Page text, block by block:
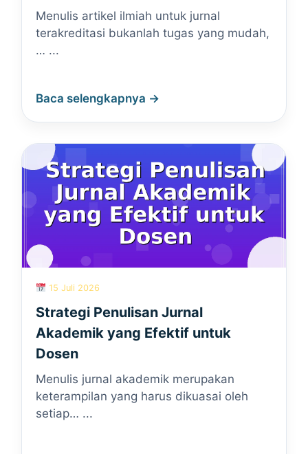
Menulis artikel ilmiah untuk jurnal
terakreditasi bukanlah tugas yang mudah,
… ...
Baca selengkapnya →
15 Juli 2026
Strategi Penulisan Jurnal
Akademik yang Efektif untuk
Dosen
Menulis jurnal akademik merupakan
keterampilan yang harus dikuasai oleh
setiap… ...